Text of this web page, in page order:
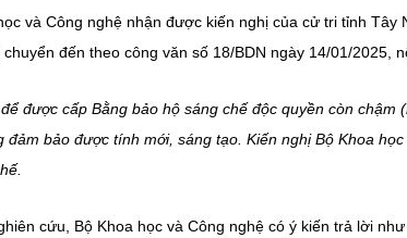
và Công nghệ nhận được kiến nghị của cử tri tỉnh
chuyển đến theo công văn số 18/BDN ngày 14/01/2025,
được cấp Bằng bảo hộ sáng chế độc quyền còn
đảm bảo được tính mới, sáng tạo. Kiến nghị Bộ Khoa
cứu, Bộ Khoa học và Công nghệ có ý kiến trả lời như